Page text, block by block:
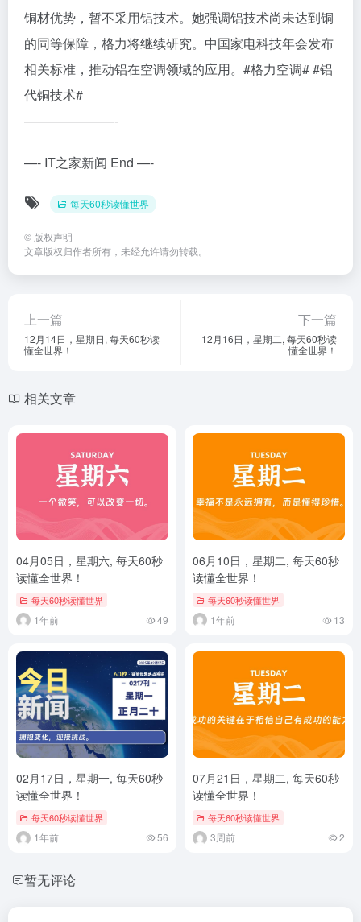
铜材优势，暂不采用铝技术。她强调铝技术尚未达到铜
的同等保障，格力将继续研究。中国家电科技年会发布
相关标准，推动铝在空调领域的应用。#格力空调# #铝
代铜技术#
———————-
—- IT之家新闻 End —-
每天60秒读懂世界
© 版权声明
文章版权归作者所有，未经允许请勿转载。
上一篇
12月14日，星期日, 每天60秒读
懂全世界！
下一篇
12月16日，星期二, 每天60秒读
懂全世界！
相关文章
04月05日，星期六, 每天60秒
读懂全世界！
每天60秒读懂世界
1年前 49
06月10日，星期二, 每天60秒
读懂全世界！
每天60秒读懂世界
1年前 13
02月17日，星期一, 每天60秒
读懂全世界！
每天60秒读懂世界
1年前 56
07月21日，星期二, 每天60秒
读懂全世界！
每天60秒读懂世界
3周前 2
暂无评论